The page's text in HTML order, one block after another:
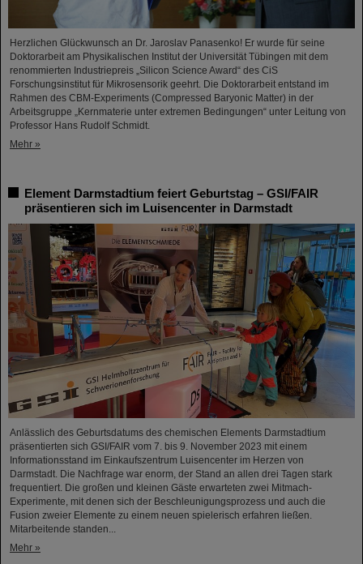
Herzlichen Glückwunsch an Dr. Jaroslav Panasenko! Er wurde für seine
Doktorarbeit am Physikalischen Institut der Universität Tübingen mit dem
renommierten Industriepreis „Silicon Science Award“ des CiS
Forschungsinstitut für Mikrosensorik geehrt. Die Doktorarbeit entstand im
Rahmen des CBM-Experiments (Compressed Baryonic Matter) in der
Arbeitsgruppe „Kernmaterie unter extremen Bedingungen“ unter Leitung von
Professor Hans Rudolf Schmidt.
Mehr »
Element Darmstadtium feiert Geburtstag – GSI/FAIR
präsentieren sich im Luisencenter in Darmstadt
Anlässlich des Geburtsdatums des chemischen Elements Darmstadtium
präsentierten sich GSI/FAIR vom 7. bis 9. November 2023 mit einem
Informationsstand im Einkaufszentrum Luisencenter im Herzen von
Darmstadt. Die Nachfrage war enorm, der Stand an allen drei Tagen stark
frequentiert. Die großen und kleinen Gäste erwarteten zwei Mitmach-
Experimente, mit denen sich der Beschleunigungsprozess und auch die
Fusion zweier Elemente zu einem neuen spielerisch erfahren ließen.
Mitarbeitende standen...
Mehr »